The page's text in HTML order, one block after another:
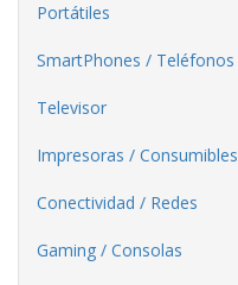
Portátiles
SmartPhones / Teléfonos
Televisor
Impresoras / Consumibles
Conectividad / Redes
Gaming / Consolas